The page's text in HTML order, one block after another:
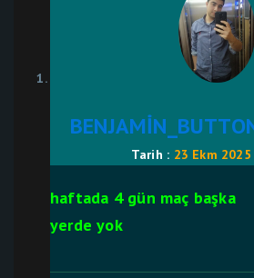
Tarih : 23 Ekm
haftada 4 gün maç başka
yerde yok